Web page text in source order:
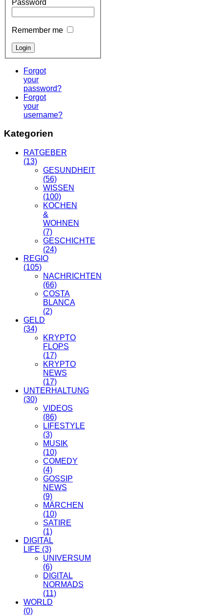
Password
Remember me
Forgot
your
password?
Forgot
your
username?
Kategorien
RATGEBER
(13)
GESUNDHEIT
(56)
WISSEN
(100)
KOCHEN
&
WOHNEN
(7)
GESCHICHTE
(24)
REGIO
(105)
NACHRICHTEN
(66)
COSTA
BLANCA
(2)
GELD
(34)
KRYPTO
FLOPS
(17)
KRYPTO
NEWS
(17)
UNTERHALTUNG
(30)
VIDEOS
(86)
LIFESTYLE
(3)
MUSIK
(10)
COMEDY
(4)
GOSSIP
NEWS
(9)
MÄRCHEN
(10)
SATIRE
(1)
DIGITAL
LIFE (3)
UNIVERSUM
(6)
DIGITAL
NORMADS
(11)
WORLD
(0)